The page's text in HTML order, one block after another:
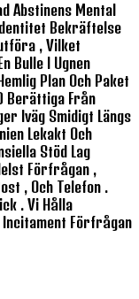
Abstinens Mental
Bekräftelse
, Vilket
Bulle I Ugnen
Plan Och Paket
Berättiga Från
Iväg Smidigt Längs
Lekakt Och
Stöd Lag
Förfrågan ,
, Och Telefon .
. Vi Hålla
Incitament Förfrågan